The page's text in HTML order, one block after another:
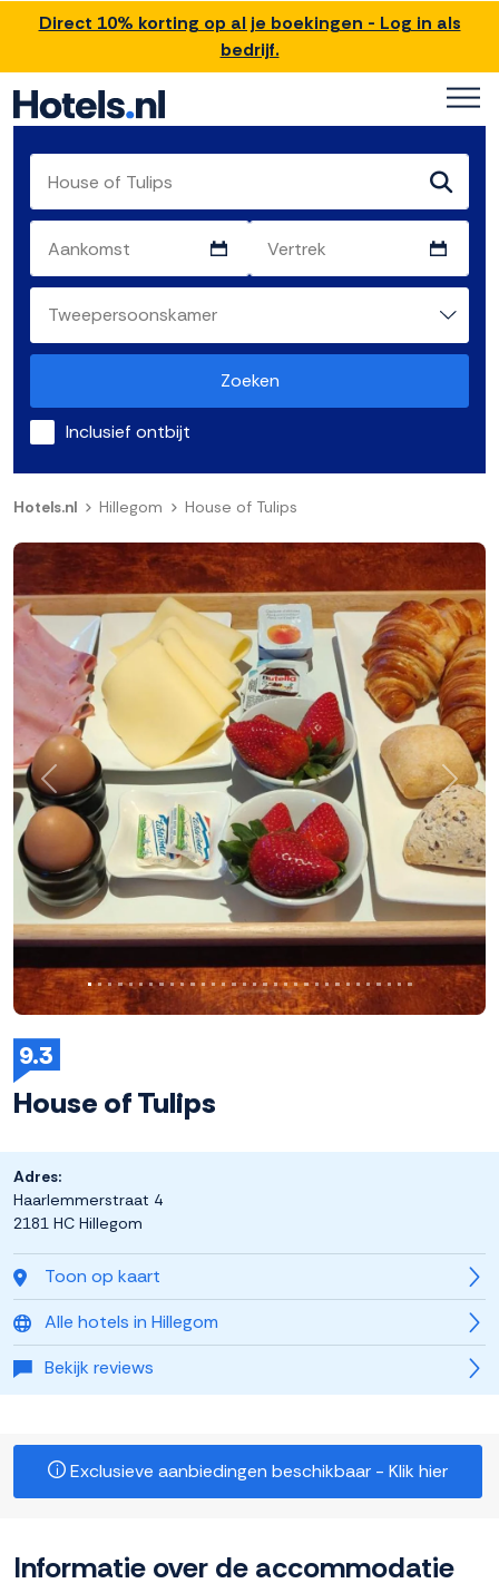
Direct 10% korting op al je boekingen - Log in als
bedrijf.
Zoeken
Inclusief ontbijt
Hotels.nl Hillegom House of Tulips
9.3
House of Tulips
Toon op kaart
Alle hotels in Hillegom
Bekijk reviews
Adres:
Haarlemmerstraat 4
2181 HC Hillegom
Exclusieve aanbiedingen beschikbaar - Klik hier
Informatie over de accommodatie